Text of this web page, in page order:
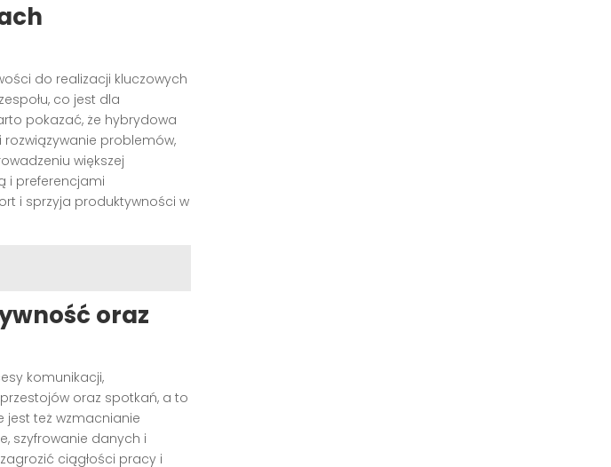
do realizacji kluczowych
co jest dla
pokazać, że hybrydowa
problemów,
większej
i preferencjami
i sprzyja produktywności w
oraz
komunikacji,
oraz spotkań, a to
jest też wzmacnianie
szyfrowanie danych i
ciągłości pracy i